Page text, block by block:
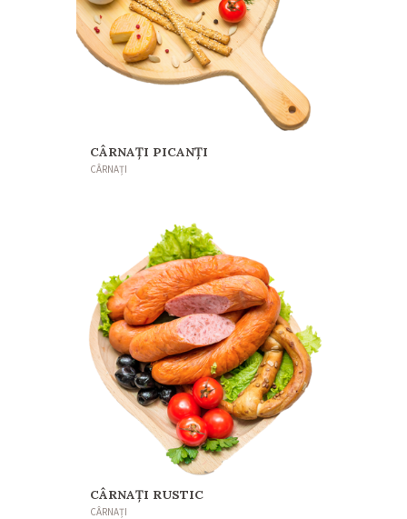
CÂRNAȚI PICANȚI
CÂRNAȚI
CÂRNAȚI RUSTIC
CÂRNAȚI